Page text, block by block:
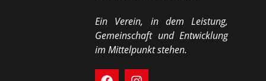
Ein Verein, in dem Leistung,
Gemeinschaft und Entwicklung
im Mittelpunkt stehen.